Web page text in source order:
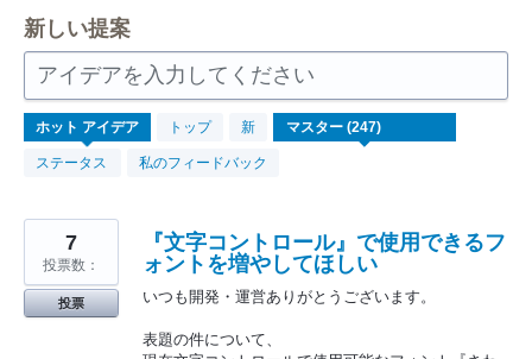
新しい提案
アイデアを入力してください
ホット アイデア トップ 新
ステータス 私のフィードバック
247
見
か
結
『文字コントロール』で使用できるフ
ォントを増やしてほしい
いつも開発・運営ありがとうございます。
表題の件について、
7
投票数：
投票